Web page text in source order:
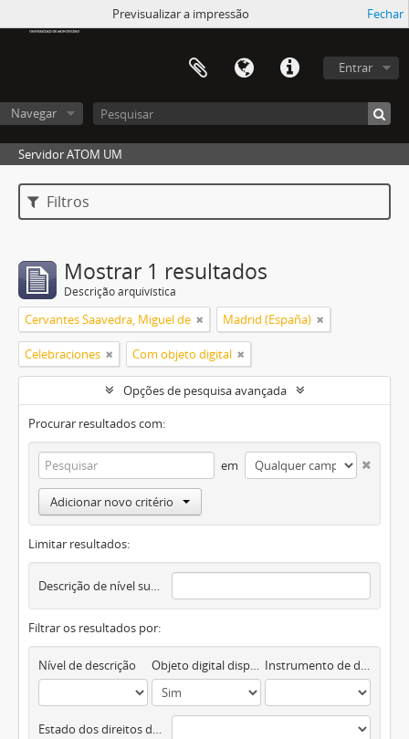
Atom UM
Entrar
Navegar
Servidor ATOM UM
Filtros
Previsualizar a impressão Fechar
Mostrar 1 resultados
Descrição arquivística
Cervantes Saavedra, Miguel de Madrid (España)
Celebraciones Com objeto digital
Opções de pesquisa avançada
Procurar resultados com:
em
Adicionar novo critério
Limitar resultados:
Descrição de nível superior
Filtrar os resultados por:
Nível de descrição Objeto digital disponível Instrumento de descrição documental
Estado dos direitos de autor